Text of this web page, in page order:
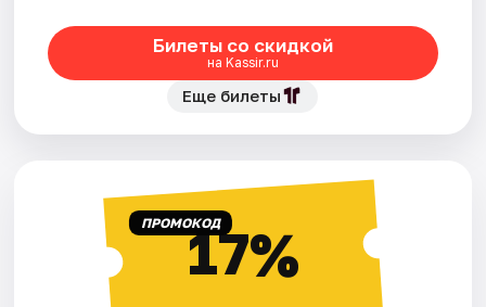
Билеты со скидкой
на Kassir.ru
Еще билеты
ПРОМОКОД17%